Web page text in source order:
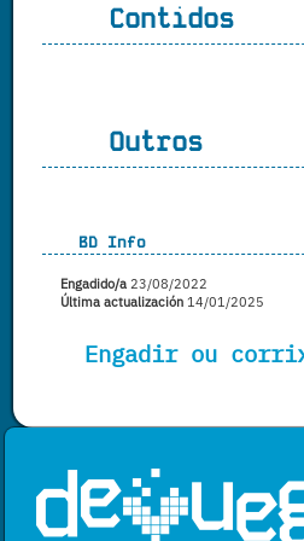
Contidos
Outros
BD Info
Engadido/a 23/08/2022
Última actualización 14/01/2025
Engadir ou